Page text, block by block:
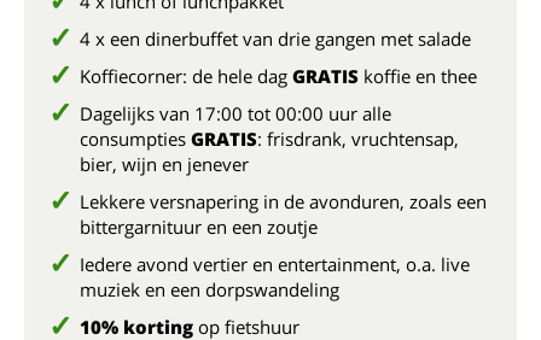
4 x een dinerbuffet van drie gangen met salade
Koffiecorner: de hele dag GRATIS koffie en thee
Dagelijks van 17:00 tot 00:00 uur alle
consumpties GRATIS: frisdrank, vruchtensap,
bier, wijn en jenever
Lekkere versnapering in de avonduren, zoals een
bittergarnituur en een zoutje
Iedere avond vertier en entertainment, o.a. live
muziek en een dorpswandeling
10% korting op fietshuur